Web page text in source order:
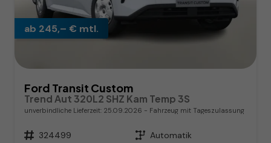
ab 245,– € mtl.
Ford Transit Custom
Trend Aut 320L2 SHZ Kam Temp 3S
unverbindliche Lieferzeit: 25.09.2026 Fahrzeug mit Tageszulassung
Fahrzeugnr. 324499 Getriebe Automatik